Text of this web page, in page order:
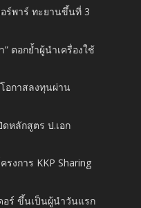
ร์พาร์ ทะยานขึ้นที่ 3
” ตอกย้ำผู้นำเครื่องใช้
อกาสลงทุนผ่าน
ดหลักสูตร ป.เอก
งการ KKP Sharing
อร์ ขึ้นเป็นผู้นำวันแรก